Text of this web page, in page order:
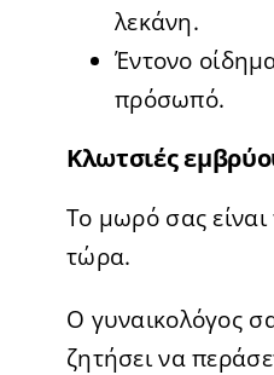
λεκάνη.
Έντονο
πρόσωπό.
Κλωτσιές
Το μωρό σας
τώρα.
Ο γυναικολόγος
ζητήσει να